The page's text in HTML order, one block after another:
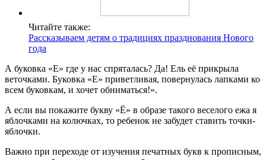
Читайте также:
Рассказываем детям о традициях празднования Нового
года
А буковка «Е» где у нас спряталась? Да! Ель её прикрыла
веточками. Буковка «Е» приветливая, повернулась лапками ко
всем буковкам, и хочет обниматься!».
А если вы покажите букву «Ё» в образе такого веселого ежа я
яблочками на колючках, то ребенок не забудет ставить точки-
яблочки.
Важно при переходе от изучения печатных букв к прописным,